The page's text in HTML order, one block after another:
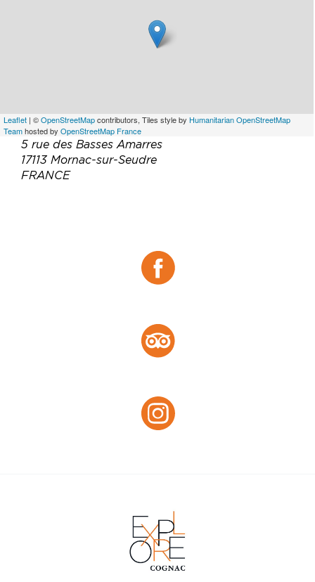
Leaflet | ©OpenStreetMapcontributors, Tiles style by Humanitarian OpenStreetMap
Teamhosted by OpenStreetMap France
5 rue des Basses Amarres
17113 Mornac-sur-Seudre
FRANCE